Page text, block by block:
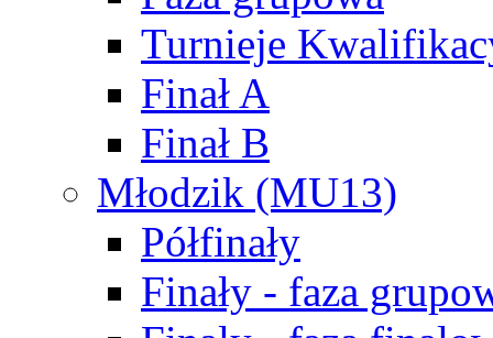
Turnieje
Finał A
Finał B
Młodzik (MU13)
Półfinały
Finały - faza